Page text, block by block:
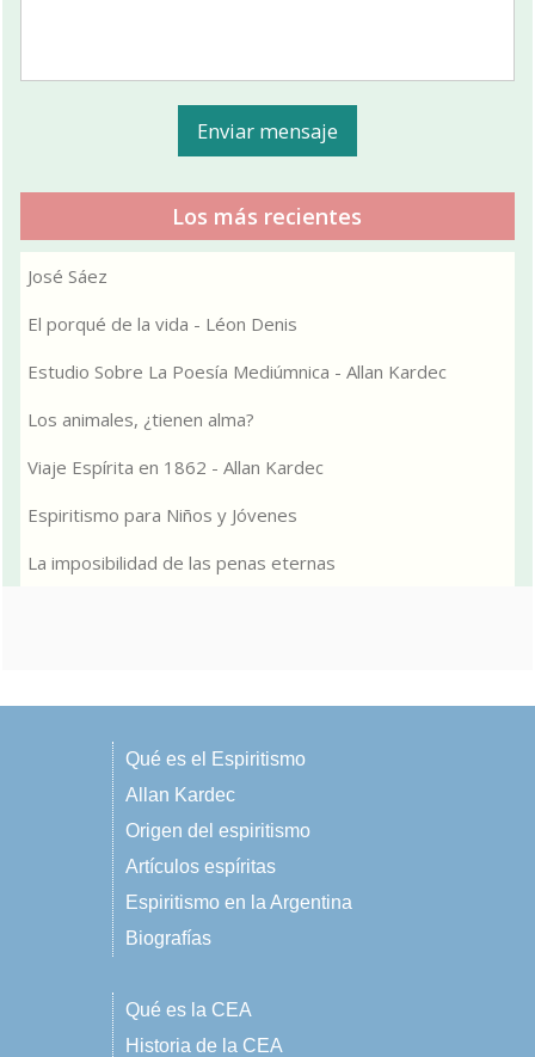
Los más recientes
José Sáez
El porqué de la vida - Léon Denis
Estudio Sobre La Poesía Mediúmnica - Allan Kardec
Los animales, ¿tienen alma?
Viaje Espírita en 1862 - Allan Kardec
Espiritismo para Niños y Jóvenes
La imposibilidad de las penas eternas
Qué es el Espiritismo
Allan Kardec
Origen del espiritismo
Artículos espíritas
Espiritismo en la Argentina
Biografías
Qué es la CEA
Historia de la CEA